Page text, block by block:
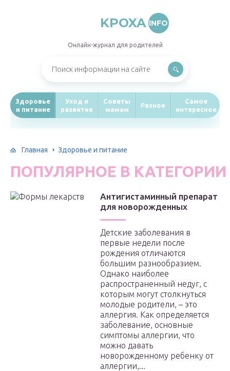
KPOXA INFO
Онлайн-журнал для родителей
Здоровье
и питание
Уход и
развитие
Советы
мамам
Разное
Самое
интересное
Главная Здоровье и питание
ПОПУЛЯРНОЕ В КАТЕГОРИИ
Антигистаминный препарат
для новорожденных
Детские заболевания в
первые недели после
рождения отличаются
большим разнообразием.
Однако наиболее
распространенный недуг, с
которым могут столкнуться
молодые родители, – это
аллергия. Как определяется
заболевание, основные
симптомы аллергии, что
можно давать
новорожденному ребенку от
аллергии,...